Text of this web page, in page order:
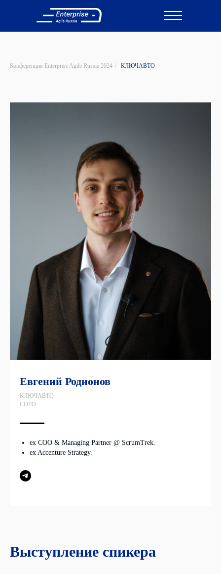
Участвовать
Участвовать
Конференция Enterprise Agile Russia 2024 / КЛЮЧАВТО
Евгений Родионов
КЛЮЧАВТО
CDTO
ex COO & Managing Partner @ ScrumTrek.
ex Accenture Strategy.
Выступление спикера